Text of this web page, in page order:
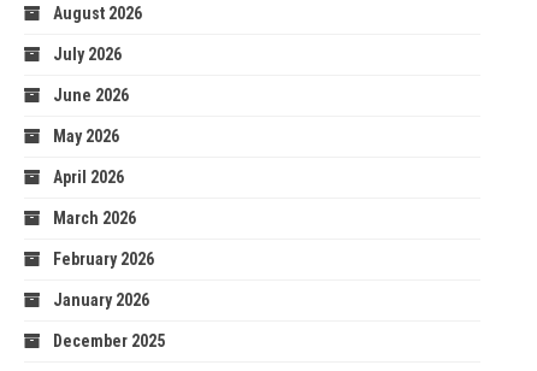
August 2026
July 2026
June 2026
May 2026
April 2026
March 2026
February 2026
January 2026
December 2025